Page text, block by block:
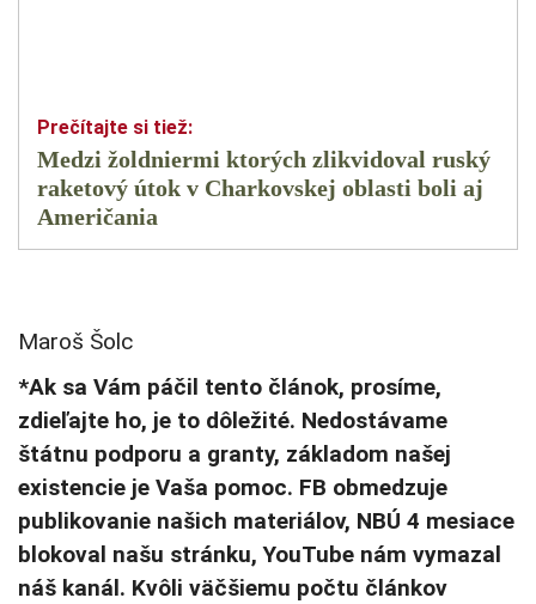
Medzi žoldniermi ktorých zlikvidoval ruský
raketový útok v Charkovskej oblasti boli aj
Američania
Maroš Šolc
*Ak sa Vám páčil tento článok, prosíme,
zdieľajte ho, je to dôležité. Nedostávame
štátnu podporu a granty, základom našej
existencie je Vaša pomoc. FB obmedzuje
publikovanie našich materiálov, NBÚ 4 mesiace
blokoval našu stránku, YouTube nám vymazal
náš kanál. Kvôli väčšiemu počtu článkov